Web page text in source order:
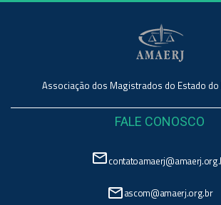
Associação dos Magistrados do Estado do
FALE CONOSCO
mail_outline
mail_outlineascom@amaerj.org.br